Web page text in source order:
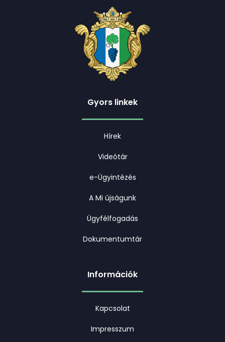
Gyors linkek
Hírek
Videótár
e-Ügyintézés
A Mi újságunk
Ügyfélfogadás
Dokumentumtár
Információk
Kapcsolat
Impresszum